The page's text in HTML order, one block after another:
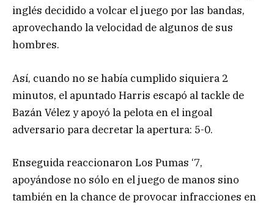
inglés decidido a volcar el juego por las bandas,
aprovechando la velocidad de algunos de sus
hombres.
Así, cuando no se había cumplido siquiera 2
minutos, el apuntado Harris escapó al tackle de
Bazán Vélez y apoyó la pelota en el ingoal
adversario para decretar la apertura: 5-0.
Enseguida reaccionaron Los Pumas ‘7,
apoyándose no sólo en el juego de manos sino
también en la chance de provocar infracciones en